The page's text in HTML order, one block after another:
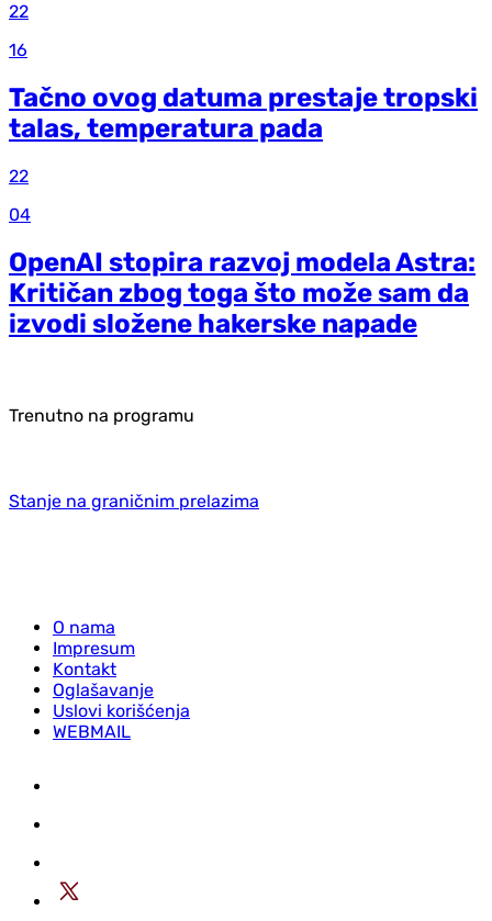
22
16
Tačno ovog datuma prestaje tropski
talas, temperatura pada
22
04
OpenAI stopira razvoj modela Astra:
Kritičan zbog toga što može sam da
izvodi složene hakerske napade
Trenutno na programu
Stanje na graničnim prelazima
O nama
Impresum
Kontakt
Oglašavanje
Uslovi korišćenja
WEBMAIL